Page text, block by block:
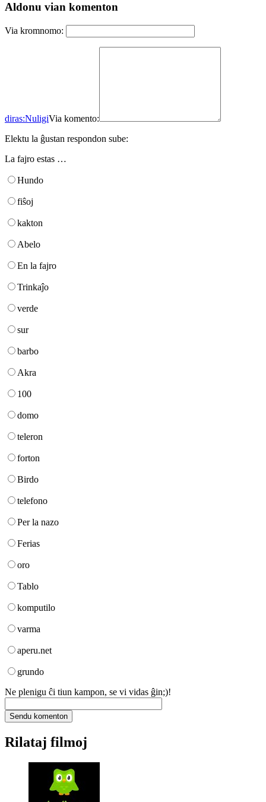
Aldonu vian komenton
Via kromnomo:
diras:NuligiVia komento:
Elektu la ĝustan respondon sube:
La fajro estas …
Hundo
fiŝoj
kakton
Abelo
En la fajro
Trinkaĵo
verde
sur
barbo
Akra
100
domo
teleron
forton
Birdo
telefono
Per la nazo
Ferias
oro
Tablo
komputilo
varma
aperu.net
grundo
Ne plenigu ĉi tiun kampon, se vi vidas ĝin;)!
Rilataj filmoj